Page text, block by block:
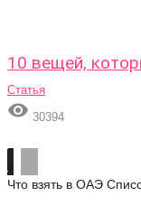
10 вещей,
Статья
 30394
Что взять в ОАЭ